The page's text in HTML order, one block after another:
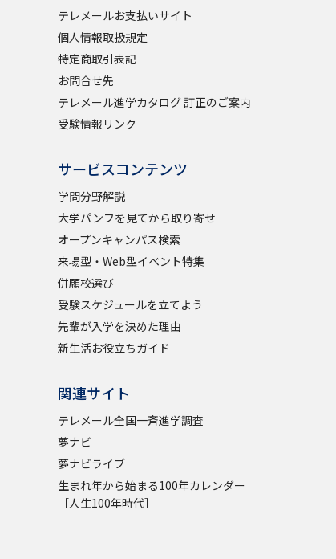
資料検索
学問検索
学問の教科書 夢ナビライブ
このサイトについて
状況の確認 テレメール お支払いサイト
テレメールお支払いサイト
個人情報取扱規定
特定商取引表記
お問合せ先
テレメール進学カタログ 訂正のご案内
受験情報リンク
サービスコンテンツ
学問分野解説
大学パンフを見てから取り寄せ
オープンキャンパス検索
来場型・Web型イベント特集
併願校選び
受験スケジュールを立てよう
先輩が入学を決めた理由
新生活お役立ちガイド
関連サイト
テレメール全国一斉進学調査
夢ナビ
夢ナビライブ
生まれ年から始まる100年カレンダー
［人生100年時代］